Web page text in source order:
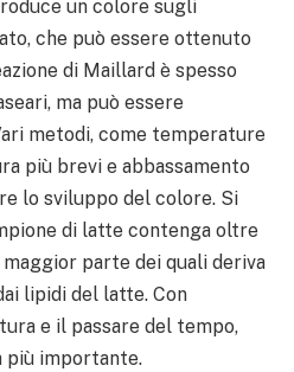
un colore sugli
che può essere ottenuto
di Maillard è spesso
ma può essere
metodi, come temperature
più brevi e abbassamento
lo sviluppo del colore. Si
di latte contenga oltre
parte dei quali deriva
lipidi del latte. Con
e il passare del tempo,
più importante.